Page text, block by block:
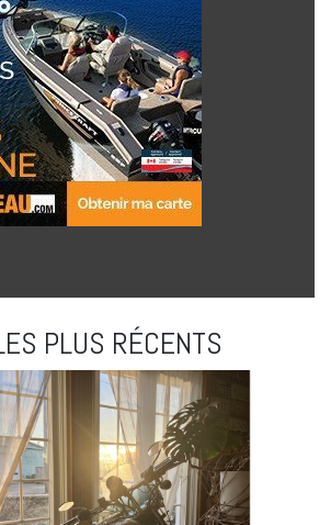
PLUS RÉCENTS